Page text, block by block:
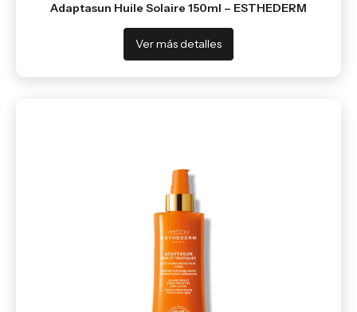
Adaptasun Huile Solaire 150ml – ESTHEDERM
Ver más detalles